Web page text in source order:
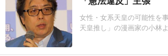
女性・女系天皇の可能性を
天皇推し」の漫画家の小林
が相次ぐ事態となっていま
ド!スクランブル」(テレビ